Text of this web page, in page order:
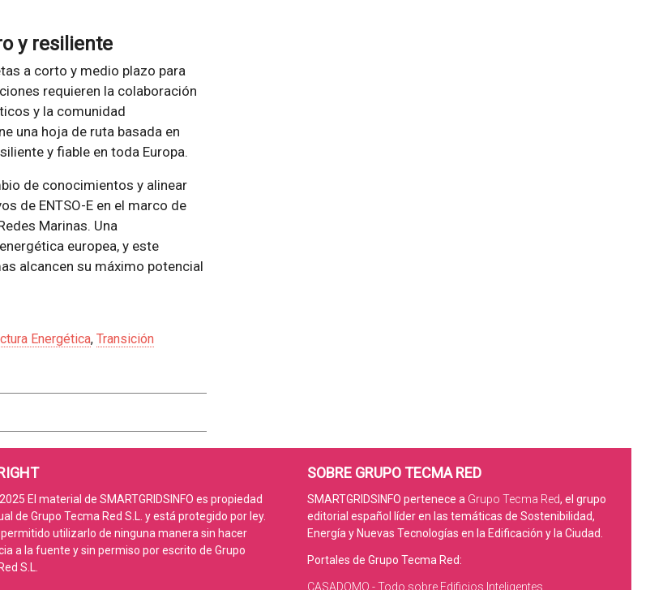
y resiliente
a corto y medio plazo para
requieren la colaboración
y la comunidad
una hoja de ruta basada en
y fiable en toda Europa.
de conocimientos y alinear
de ENTSO-E en el marco de
Marinas. Una
europea, y este
alcancen su máximo potencial
Energética, Transición
El material de SMARTGRIDSINFO es propiedad
de Grupo Tecma Red S.L. y está protegido por ley.
permitido utilizarlo de ninguna manera sin hacer
a la fuente y sin permiso por escrito de Grupo
S.L.
SOBRE GRUPO TECMA RED
SMARTGRIDSINFO pertenece a Grupo Tecma Red, el grupo
editorial español líder en las temáticas de Sostenibilidad,
Energía y Nuevas Tecnologías en la Edificación y la Ciudad.
Portales de Grupo Tecma Red:
CASADOMO - Todo sobre Edificios Inteligentes